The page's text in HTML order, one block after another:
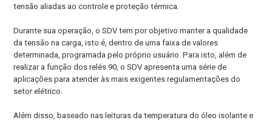
tensão aliadas ao controle e proteção térmica.
Durante sua operação, o SDV tem por objetivo manter a qualidade
da tensão na carga, isto é, dentro de uma faixa de valores
determinada, programada pelo próprio usuário. Para isto, além de
realizar a função dos relés 90, o SDV apresenta uma série de
aplicações para atender às mais exigentes regulamentações do
setor elétrico.
Além disso, baseado nas leituras da temperatura do óleo isolante e